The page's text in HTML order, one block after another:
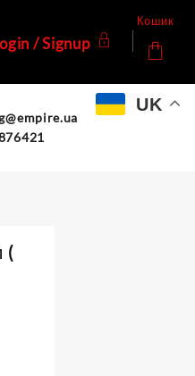
/ Signup
Кошик
UK
(